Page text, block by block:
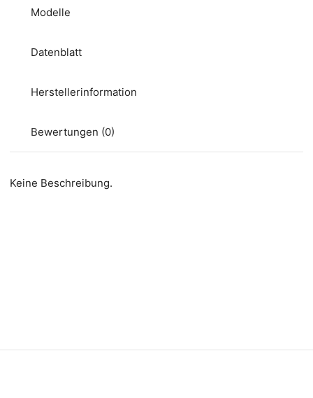
Modelle
Datenblatt
Herstellerinformation
Bewertungen (0)
Keine Beschreibung.